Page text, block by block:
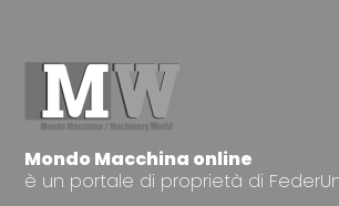
Mondo Macchina online
è un portale di proprietà di